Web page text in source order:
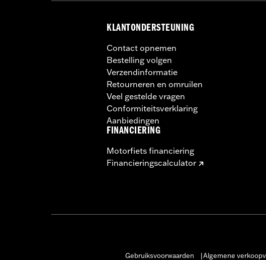
KLANTONDERSTEUNING
Contact opnemen
Bestelling volgen
Verzendinformatie
Retourneren en omruilen
Veel gestelde vragen
Conformiteitsverklaring
Aanbiedingen
FINANCIERING
Motorfiets financiering
Financieringscalculator
Gebruiksvoorwaarden
Algemene